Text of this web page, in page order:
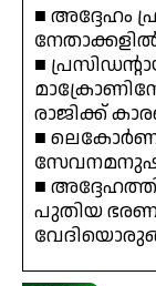
■ അദ്ദേഹം
■
രാജിക്ക്
■ ലെകോർണു
■
പുതിയ